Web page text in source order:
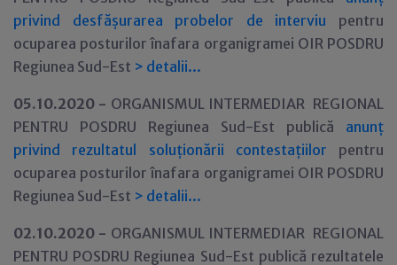
privind desfășurarea probelor de interviu pentru
ocuparea posturilor înafara organigramei OIR POSDRU
Regiunea Sud-Est > detalii...
05.10.2020 - ORGANISMUL INTERMEDIAR REGIONAL
PENTRU POSDRU Regiunea Sud-Est publică anunț
privind rezultatul soluționării contestațiilor pentru
ocuparea posturilor înafara organigramei OIR POSDRU
Regiunea Sud-Est > detalii...
02.10.2020 - ORGANISMUL INTERMEDIAR REGIONAL
PENTRU POSDRU Regiunea Sud-Est publică rezultatele